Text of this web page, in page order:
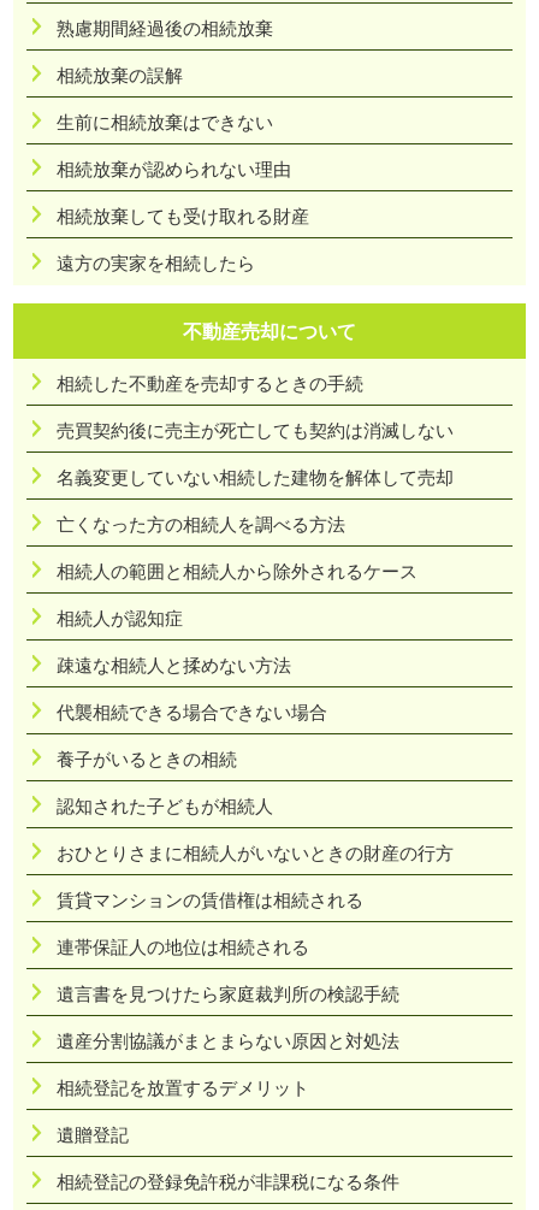
熟慮期間経過後の相続放棄
相続放棄の誤解
生前に相続放棄はできない
相続放棄が認められない理由
相続放棄しても受け取れる財産
遠方の実家を相続したら
不動産売却について
相続した不動産を売却するときの手続
売買契約後に売主が死亡しても契約は消滅しない
名義変更していない相続した建物を解体して売却
亡くなった方の相続人を調べる方法
相続人の範囲と相続人から除外されるケース
相続人が認知症
疎遠な相続人と揉めない方法
代襲相続できる場合できない場合
養子がいるときの相続
認知された子どもが相続人
おひとりさまに相続人がいないときの財産の行方
賃貸マンションの賃借権は相続される
連帯保証人の地位は相続される
遺言書を見つけたら家庭裁判所の検認手続
遺産分割協議がまとまらない原因と対処法
相続登記を放置するデメリット
遺贈登記
相続登記の登録免許税が非課税になる条件